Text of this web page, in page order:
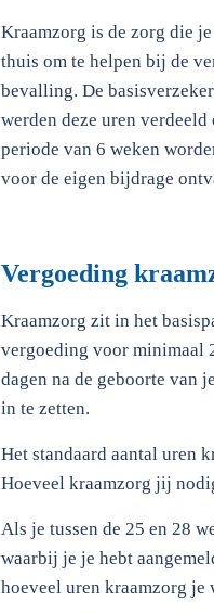
Kraamzorg is de zorg die
thuis om te helpen bij de
bevalling. De
werden deze uren
periode van 6 weken
voor de eigen bijdrage
Vergoeding
Kraamzorg zit in het
vergoeding voor minimaal
dagen na de geboorte van
in te zetten.
Het standaard aantal uren
Hoeveel kraamzorg jij
Als je tussen de 25 en 28
waarbij je je hebt
hoeveel uren kraamzorg